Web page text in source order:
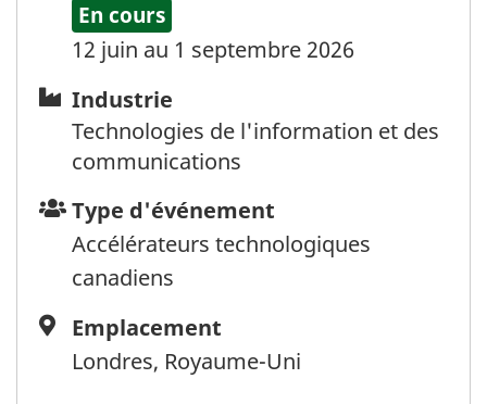
En cours
12 juin au 1 septembre 2026
Industrie
Industrie
Technologies de l'information et des
communications
Type
d'événement
Type d'événement
Accélérateurs technologiques
canadiens
Emplacement
Emplacement
Londres, Royaume-Uni